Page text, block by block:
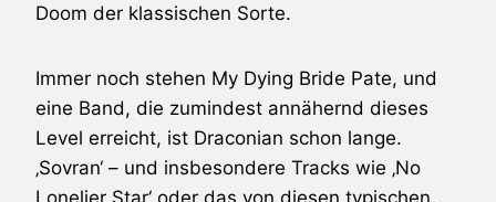
Doom der klassischen Sorte.
Immer noch stehen My Dying Bride Pate, und
eine Band, die zumindest annähernd dieses
Level erreicht, ist Draconian schon lange.
‚Sovran‘ – und insbesondere Tracks wie ‚No
Lonelier Star‘ oder das von diesen typischen,